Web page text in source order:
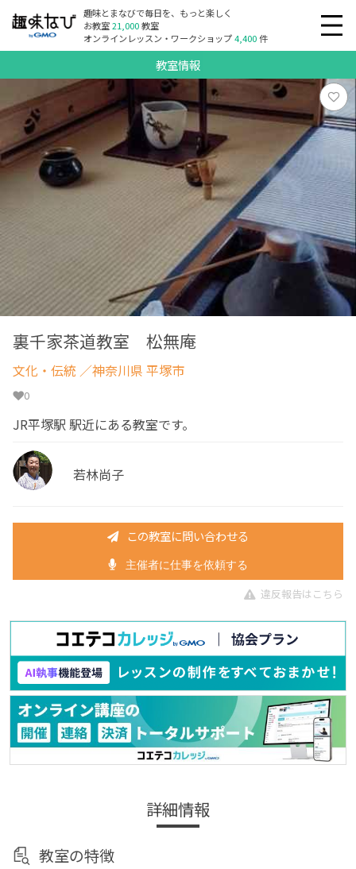
趣味とまなびで毎日を、もっと楽しく
お教室21,000教室
オンラインレッスン・ワークショップ4,400件
教室情報
裏千家茶道教室 松無庵
文化・伝統 ／神奈川県 平塚市
0
JR平塚駅 駅近にある教室です。
若林尚子
この教室に問い合わせる
主催者に仕事を依頼する
違反報告はこちら
詳細情報
教室の特徴